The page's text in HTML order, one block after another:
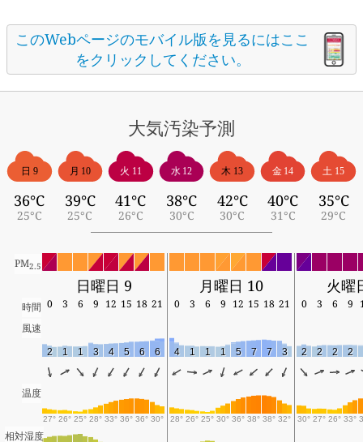
このWebページのモバイル版を見るにはここ
をクリックしてください。
大気汚染予測
日 9
36°C
25°C
月 10
39°C
25°C
火 11
41°C
26°C
水 12
38°C
30°C
木 13
42°C
30°C
金 14
40°C
31°C
土 15
35°C
29°C
PM2.5
日曜日 9 月曜日 10 火曜
時間 0 3 6 9 12 15 18 21 0 3 6 9 12 15 18 21 0 3 6 9
風速
2 1 1 3 4 5 6 6 4 1 1 1 5 7 7 3 2 2 2 2
温度
27° 26° 25° 28° 33° 36° 36° 30° 28° 26° 25° 30° 36° 38° 38° 32° 30° 27° 26° 33°
相対湿度